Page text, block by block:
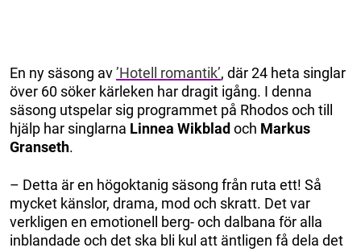
En ny säsong av’Hotell romantik’, där 24 heta singlar
över 60 söker kärleken har dragit igång. I denna
säsong utspelar sig programmet på Rhodos och till
hjälp har singlarna Linnea Wikblad och Markus
Granseth.
– Detta är en högoktanig säsong från ruta ett! Så
mycket känslor, drama, mod och skratt. Det var
verkligen en emotionell berg- och dalbana för alla
inblandade och det ska bli kul att äntligen få dela det